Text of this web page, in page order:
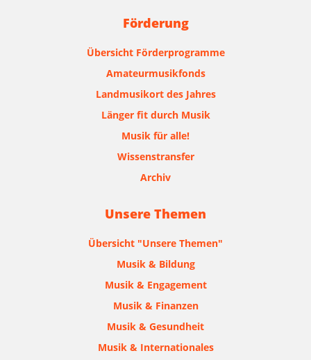
Förderung
Übersicht Förderprogramme
Amateurmusikfonds
Landmusikort des Jahres
Länger fit durch Musik
Musik für alle!
Wissenstransfer
Archiv
Unsere Themen
Übersicht "Unsere Themen"
Musik & Bildung
Musik & Engagement
Musik & Finanzen
Musik & Gesundheit
Musik & Internationales